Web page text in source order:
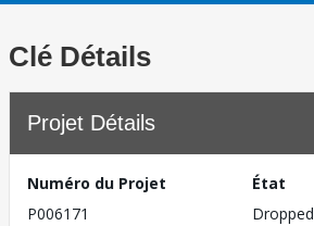
Clé Détails
Projet Détails
Numéro du Projet
P006171
État
Dropped